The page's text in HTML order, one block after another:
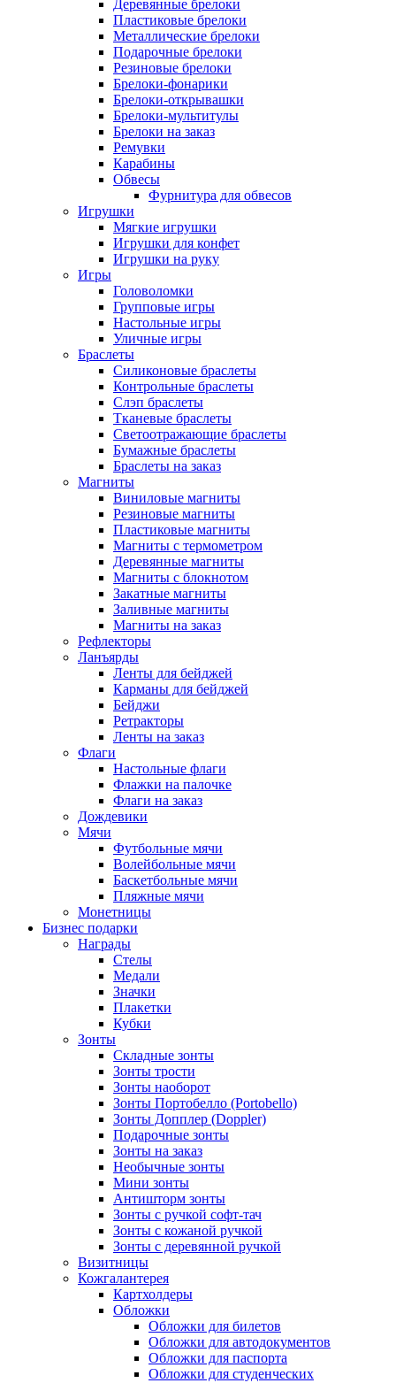
Деревянные брелоки
Пластиковые брелоки
Металлические брелоки
Подарочные брелоки
Резиновые брелоки
Брелоки-фонарики
Брелоки-открывашки
Брелоки-мультитулы
Брелоки на заказ
Ремувки
Карабины
Обвесы
Фурнитура для обвесов
Игрушки
Мягкие игрушки
Игрушки для конфет
Игрушки на руку
Игры
Головоломки
Групповые игры
Настольные игры
Уличные игры
Браслеты
Силиконовые браслеты
Контрольные браслеты
Слэп браслеты
Тканевые браслеты
Светоотражающие браслеты
Бумажные браслеты
Браслеты на заказ
Магниты
Виниловые магниты
Резиновые магниты
Пластиковые магниты
Магниты с термометром
Деревянные магниты
Магниты с блокнотом
Закатные магниты
Заливные магниты
Магниты на заказ
Рефлекторы
Ланъярды
Ленты для бейджей
Карманы для бейджей
Бейджи
Ретракторы
Ленты на заказ
Флаги
Настольные флаги
Флажки на палочке
Флаги на заказ
Дождевики
Мячи
Футбольные мячи
Волейбольные мячи
Баскетбольные мячи
Пляжные мячи
Монетницы
Бизнес подарки
Награды
Стелы
Медали
Значки
Плакетки
Кубки
Зонты
Складные зонты
Зонты трости
Зонты наоборот
Зонты Портобелло (Portobello)
Зонты Допплер (Doppler)
Подарочные зонты
Зонты на заказ
Необычные зонты
Мини зонты
Антишторм зонты
Зонты с ручкой софт-тач
Зонты с кожаной ручкой
Зонты с деревянной ручкой
Визитницы
Кожгалантерея
Картхолдеры
Обложки
Обложки для билетов
Обложки для автодокументов
Обложки для паспорта
Обложки для студенческих